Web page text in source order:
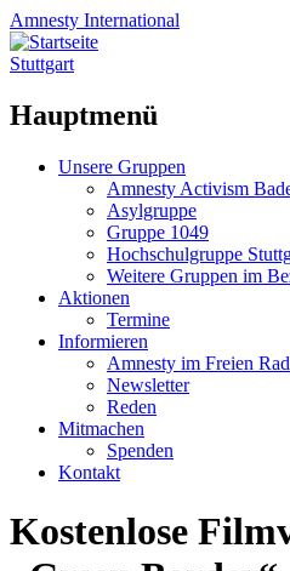
Amnesty International
Stuttgart
Hauptmenü
Zum
Unsere Gruppen
Amnesty Activism
Asylgruppe
Gruppe 1049
Hochschulgruppe
Weitere Gruppen im
Aktionen
Termine
Informieren
Amnesty im Freien
Newsletter
Reden
Mitmachen
Spenden
Kontakt
Kostenlose